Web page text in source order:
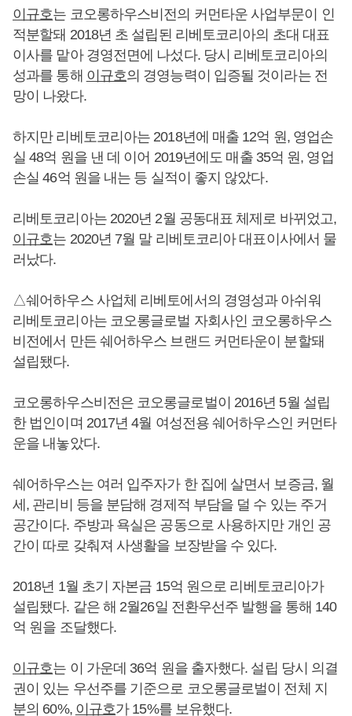
이규호는 코오롱하우스비전의 커먼타운 사업부문이 인
적분할돼 2018년 초 설립된 리베토코리아의 초대 대표
이사를 맡아 경영전면에 나섰다. 당시 리베토코리아의
성과를 통해 이규호의 경영능력이 입증될 것이라는 전
망이 나왔다.
하지만 리베토코리아는 2018년에 매출 12억 원, 영업손
실 48억 원을 낸 데 이어 2019년에도 매출 35억 원, 영업
손실 46억 원을 내는 등 실적이 좋지 않았다.
리베토코리아는 2020년 2월 공동대표 체제로 바뀌었고,
이규호는 2020년 7월 말 리베토코리아 대표이사에서 물
러났다.
△쉐어하우스 사업체 리베토에서의 경영성과 아쉬워
리베토코리아는 코오롱글로벌 자회사인 코오롱하우스
비전에서 만든 쉐어하우스 브랜드 커먼타운이 분할돼
설립됐다.
코오롱하우스비전은 코오롱글로벌이 2016년 5월 설립
한 법인이며 2017년 4월 여성전용 쉐어하우스인 커먼타
운을 내놓았다.
쉐어하우스는 여러 입주자가 한 집에 살면서 보증금, 월
세, 관리비 등을 분담해 경제적 부담을 덜 수 있는 주거
공간이다. 주방과 욕실은 공동으로 사용하지만 개인 공
간이 따로 갖춰져 사생활을 보장받을 수 있다.
2018년 1월 초기 자본금 15억 원으로 리베토코리아가
설립됐다. 같은 해 2월26일 전환우선주 발행을 통해 140
억 원을 조달했다.
이규호는 이 가운데 36억 원을 출자했다. 설립 당시 의결
권이 있는 우선주를 기준으로 코오롱글로벌이 전체 지
분의 60%, 이규호가 15%를 보유했다.